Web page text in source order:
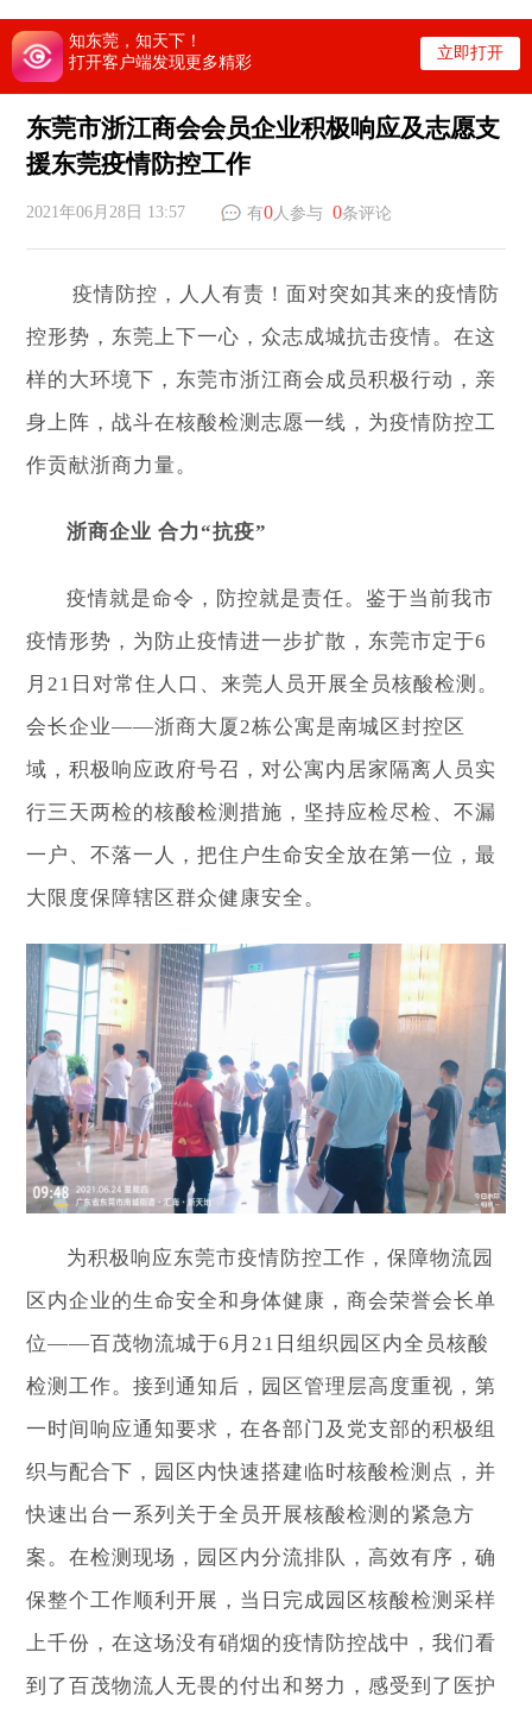
知东莞，知天下！
打开客户端发现更多精彩
立即打开
东莞市浙江商会会员企业积极响应及志愿支
援东莞疫情防控工作
2021年06月28日 13:57 有0人参与0条评论
疫情防控，人人有责！面对突如其来的疫情防
控形势，东莞上下一心，众志成城抗击疫情。在这
样的大环境下，东莞市浙江商会成员积极行动，亲
身上阵，战斗在核酸检测志愿一线，为疫情防控工
作贡献浙商力量。
浙商企业 合力“抗疫”
疫情就是命令，防控就是责任。鉴于当前我市
疫情形势，为防止疫情进一步扩散，东莞市定于6
月21日对常住人口、来莞人员开展全员核酸检测。
会长企业——浙商大厦2栋公寓是南城区封控区
域，积极响应政府号召，对公寓内居家隔离人员实
行三天两检的核酸检测措施，坚持应检尽检、不漏
一户、不落一人，把住户生命安全放在第一位，最
大限度保障辖区群众健康安全。
为积极响应东莞市疫情防控工作，保障物流园
区内企业的生命安全和身体健康，商会荣誉会长单
位——百茂物流城于6月21日组织园区内全员核酸
检测工作。接到通知后，园区管理层高度重视，第
一时间响应通知要求，在各部门及党支部的积极组
织与配合下，园区内快速搭建临时核酸检测点，并
快速出台一系列关于全员开展核酸检测的紧急方
案。在检测现场，园区内分流排队，高效有序，确
保整个工作顺利开展，当日完成园区核酸检测采样
上千份，在这场没有硝烟的疫情防控战中，我们看
到了百茂物流人无畏的付出和努力，感受到了医护